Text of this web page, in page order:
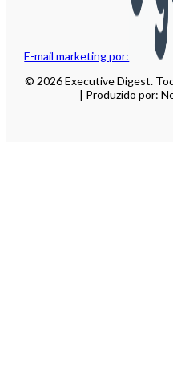
E-mail marketing por:
© 2026 Executive Digest.
| Produzido por: